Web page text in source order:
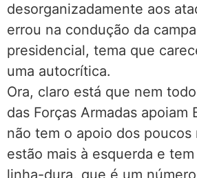
desorganizadamente aos
errou na condução da
presidencial, tema que
uma autocrítica.
Ora, claro está que nem
das Forças Armadas apoiam
não tem o apoio dos poucos
estão mais à esquerda e
linha-dura, que é um